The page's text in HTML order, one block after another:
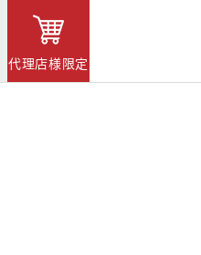
代理店様限定